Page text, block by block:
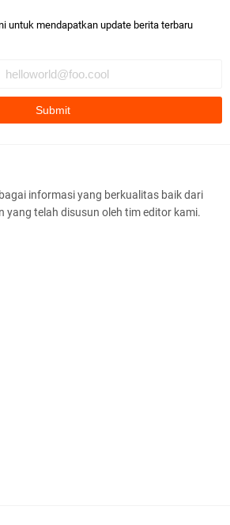
Kawal keamanan Acara
Meninting
Perkuat Sinergitas
untuk mendapatkan update berita terbaru
informasi yang berkualitas baik dari
yang telah disusun oleh tim editor kami.